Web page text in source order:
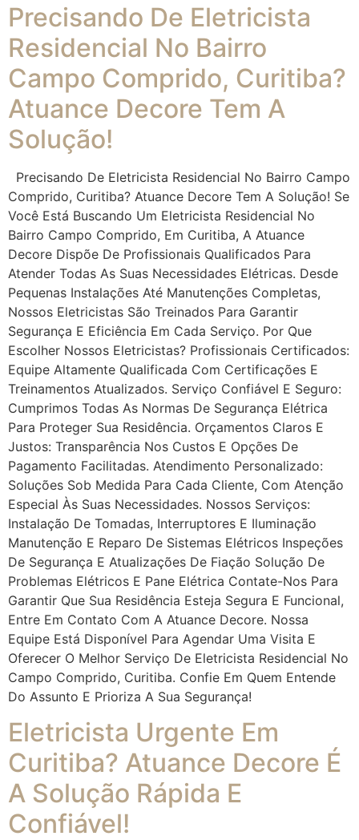
Precisando De Eletricista
Residencial No Bairro
Campo Comprido, Curitiba?
Atuance Decore Tem A
Solução!
Precisando De Eletricista Residencial No Bairro Campo
Comprido, Curitiba? Atuance Decore Tem A Solução! Se
Você Está Buscando Um Eletricista Residencial No
Bairro Campo Comprido, Em Curitiba, A Atuance
Decore Dispõe De Profissionais Qualificados Para
Atender Todas As Suas Necessidades Elétricas. Desde
Pequenas Instalações Até Manutenções Completas,
Nossos Eletricistas São Treinados Para Garantir
Segurança E Eficiência Em Cada Serviço. Por Que
Escolher Nossos Eletricistas? Profissionais Certificados:
Equipe Altamente Qualificada Com Certificações E
Treinamentos Atualizados. Serviço Confiável E Seguro:
Cumprimos Todas As Normas De Segurança Elétrica
Para Proteger Sua Residência. Orçamentos Claros E
Justos: Transparência Nos Custos E Opções De
Pagamento Facilitadas. Atendimento Personalizado:
Soluções Sob Medida Para Cada Cliente, Com Atenção
Especial Às Suas Necessidades. Nossos Serviços:
Instalação De Tomadas, Interruptores E Iluminação
Manutenção E Reparo De Sistemas Elétricos Inspeções
De Segurança E Atualizações De Fiação Solução De
Problemas Elétricos E Pane Elétrica Contate-Nos Para
Garantir Que Sua Residência Esteja Segura E Funcional,
Entre Em Contato Com A Atuance Decore. Nossa
Equipe Está Disponível Para Agendar Uma Visita E
Oferecer O Melhor Serviço De Eletricista Residencial No
Campo Comprido, Curitiba. Confie Em Quem Entende
Do Assunto E Prioriza A Sua Segurança!
Eletricista Urgente Em
Curitiba? Atuance Decore É
A Solução Rápida E
Confiável!